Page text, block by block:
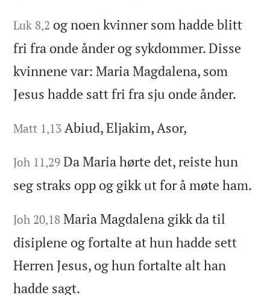
Luk 8,2 og noen kvinner som hadde blitt
fri fra onde ånder og sykdommer. Disse
kvinnene var: Maria Magdalena, som
Jesus hadde satt fri fra sju onde ånder.
Matt 1,13 Abiud, Eljakim, Asor,
Joh 11,29 Da Maria hørte det, reiste hun
seg straks opp og gikk ut for å møte ham.
Joh 20,18 Maria Magdalena gikk da til
disiplene og fortalte at hun hadde sett
Herren Jesus, og hun fortalte alt han
hadde sagt.